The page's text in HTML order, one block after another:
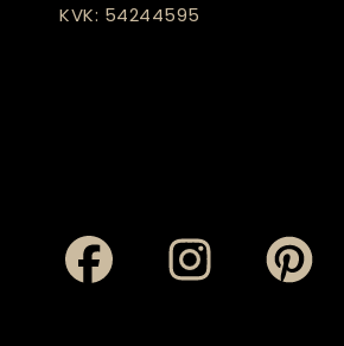
KVK: 54244595